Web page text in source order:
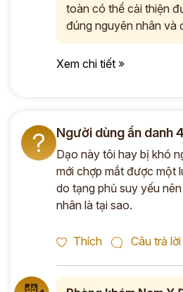
toàn có thể cải thiện
đúng nguyên nhân và
Xem chi tiết »
? Người dùng ẩn danh
Dạo này tôi hay bị khó
mới chợp mắt được một
do tạng phủ suy yếu
nhân là tại sao.
Thích Câu trả lời